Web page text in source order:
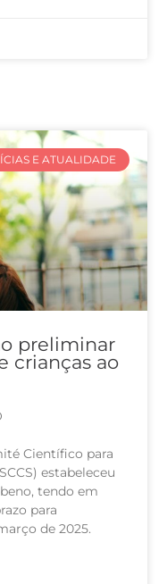
E ATUALIDADE
preliminar
crianças ao
Científico para
estabeleceu
tendo em
para
de 2025.